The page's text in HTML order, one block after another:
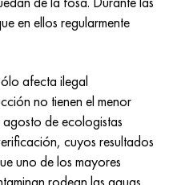
en ellos regularmente
afecta ilegal
no tienen el menor
agosto de ecologistas
cuyos resultados
uno de los mayores
rodean las aguas